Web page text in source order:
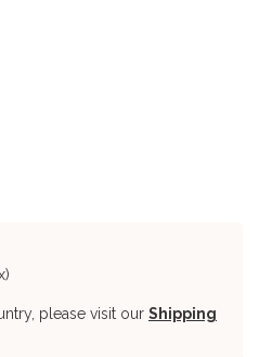
please visit our Shipping